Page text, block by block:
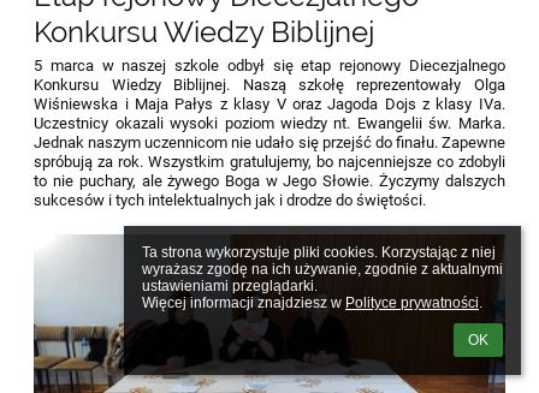
Ta strona wykorzystuje pliki cookies. Korzystając z niej
wyrażasz zgodę na ich używanie, zgodnie z aktualnymi
ustawieniami przeglądarki.
Więcej informacji znajdziesz w Polityce prywatności.
OK
Konkursu Wiedzy Biblijnej
5 marca w naszej szkole odbył się etap rejonowy Diecezjalnego
Konkursu Wiedzy Biblijnej. Naszą szkołę reprezentowały Olga
Wiśniewska i Maja Pałys z klasy V oraz Jagoda Dojs z klasy IVa.
Uczestnicy okazali wysoki poziom wiedzy nt. Ewangelii św. Marka.
Jednak naszym uczennicom nie udało się przejść do finału. Zapewne
spróbują za rok.Wszystkim gratulujemy, bo najcenniejsze co zdobyli
to nie puchary, ale żywego Boga w Jego Słowie. Życzymy dalszych
sukcesów i tych intelektualnych jak i drodze do świętości.